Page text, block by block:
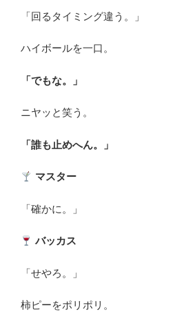
「回るタイミング違う。」
ハイボールを一口。
「でもな。」
ニヤッと笑う。
「誰も止めへん。」
マスター
「確かに。」
バッカス
「せやろ。」
柿ピーをポリポリ。